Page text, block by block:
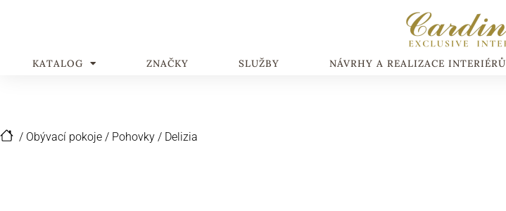
KATALOG ZNAČKY SLUŽBY NÁVRHY A REALIZACE INTERIÉRŮ
/ Obývací pokoje / Pohovky / Delizia